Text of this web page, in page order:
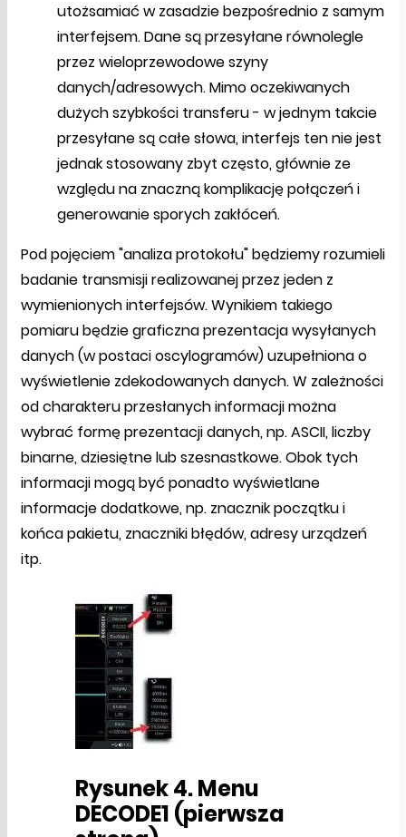
utożsamiać w zasadzie bezpośrednio z samym
interfejsem. Dane są przesyłane równolegle
przez wieloprzewodowe szyny
danych/adresowych. Mimo oczekiwanych
dużych szybkości transferu - w jednym takcie
przesyłane są całe słowa, interfejs ten nie jest
jednak stosowany zbyt często, głównie ze
względu na znaczną komplikację połączeń i
generowanie sporych zakłóceń.
Pod pojęciem "analiza protokołu" będziemy rozumieli
badanie transmisji realizowanej przez jeden z
wymienionych interfejsów. Wynikiem takiego
pomiaru będzie graficzna prezentacja wysyłanych
danych (w postaci oscylogramów) uzupełniona o
wyświetlenie zdekodowanych danych. W zależności
od charakteru przesłanych informacji można
wybrać formę prezentacji danych, np. ASCII, liczby
binarne, dziesiętne lub szesnastkowe. Obok tych
informacji mogą być ponadto wyświetlane
informacje dodatkowe, np. znacznik początku i
końca pakietu, znaczniki błędów, adresy urządzeń
itp.
Rysunek 4. Menu
DECODE1 (pierwsza